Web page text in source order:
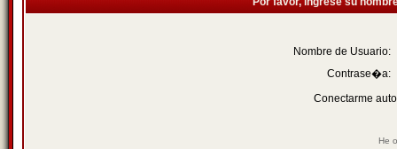
Nombre de Usuario:
Contrase�a:
Conectarme
He